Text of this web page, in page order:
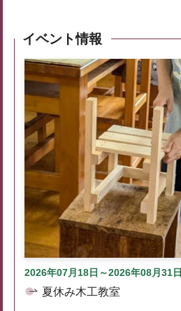
イベント情報
2026年07月18日～2026年08月31日
夏休み木工教室